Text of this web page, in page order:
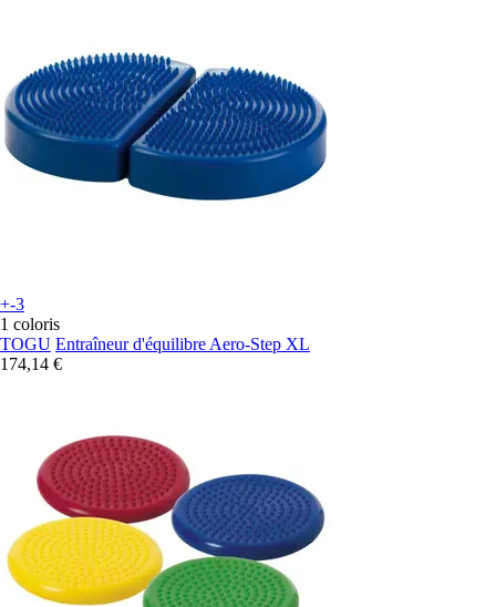
+-3
1 coloris
TOGU Entraîneur d'équilibre Aero-Step XL
174,14 €